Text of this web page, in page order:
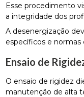
Esse procedimento
a integridade dos
A desenergização
específicos e normas
Ensaio de
O ensaio de rigidez
manutenção de alta